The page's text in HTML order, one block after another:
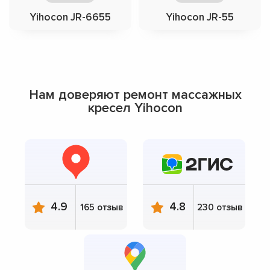
Yihocon JR-6655 Yihocon JR-55
Нам доверяют ремонт массажных
кресел Yihocon
4.9 165 отзыв 4.8 230 отзыв